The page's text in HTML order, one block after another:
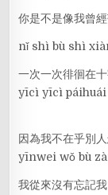
你是不是像我曾
nǐ shì bù shì
一次一次徘徊在
yīcì yīcì
因為我不在乎別
yīnwei wǒ bù
我從來沒有忘記我